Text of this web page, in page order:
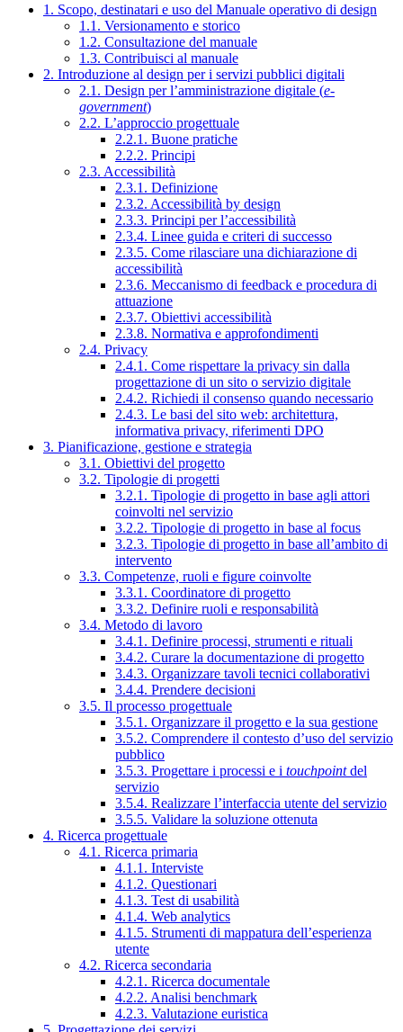
1. Scopo, destinatari e uso del Manuale operativo di design
1.1. Versionamento e storico
1.2. Consultazione del manuale
1.3. Contribuisci al manuale
2. Introduzione al design per i servizi pubblici digitali
2.1. Design per l’amministrazione digitale (e-
government)
2.2. L’approccio progettuale
2.2.1. Buone pratiche
2.2.2. Principi
2.3. Accessibilità
2.3.1. Definizione
2.3.2. Accessibilità by design
2.3.3. Principi per l’accessibilità
2.3.4. Linee guida e criteri di successo
2.3.5. Come rilasciare una dichiarazione di
accessibilità
2.3.6. Meccanismo di feedback e procedura di
attuazione
2.3.7. Obiettivi accessibilità
2.3.8. Normativa e approfondimenti
2.4. Privacy
2.4.1. Come rispettare la privacy sin dalla
progettazione di un sito o servizio digitale
2.4.2. Richiedi il consenso quando necessario
2.4.3. Le basi del sito web: architettura,
informativa privacy, riferimenti DPO
3. Pianificazione, gestione e strategia
3.1. Obiettivi del progetto
3.2. Tipologie di progetti
3.2.1. Tipologie di progetto in base agli attori
coinvolti nel servizio
3.2.2. Tipologie di progetto in base al focus
3.2.3. Tipologie di progetto in base all’ambito di
intervento
3.3. Competenze, ruoli e figure coinvolte
3.3.1. Coordinatore di progetto
3.3.2. Definire ruoli e responsabilità
3.4. Metodo di lavoro
3.4.1. Definire processi, strumenti e rituali
3.4.2. Curare la documentazione di progetto
3.4.3. Organizzare tavoli tecnici collaborativi
3.4.4. Prendere decisioni
3.5. Il processo progettuale
3.5.1. Organizzare il progetto e la sua gestione
3.5.2. Comprendere il contesto d’uso del servizio
pubblico
3.5.3. Progettare i processi e i touchpointdel
servizio
3.5.4. Realizzare l’interfaccia utente del servizio
3.5.5. Validare la soluzione ottenuta
4. Ricerca progettuale
4.1. Ricerca primaria
4.1.1. Interviste
4.1.2. Questionari
4.1.3. Test di usabilità
4.1.4. Web analytics
4.1.5. Strumenti di mappatura dell’esperienza
utente
4.2. Ricerca secondaria
4.2.1. Ricerca documentale
4.2.2. Analisi benchmark
4.2.3. Valutazione euristica